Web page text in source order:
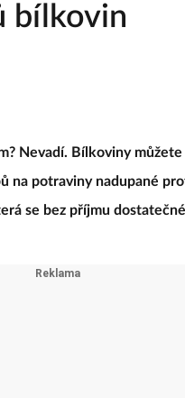
bílkovin
Nevadí. Bílkoviny
na potraviny nadupané
se bez příjmu